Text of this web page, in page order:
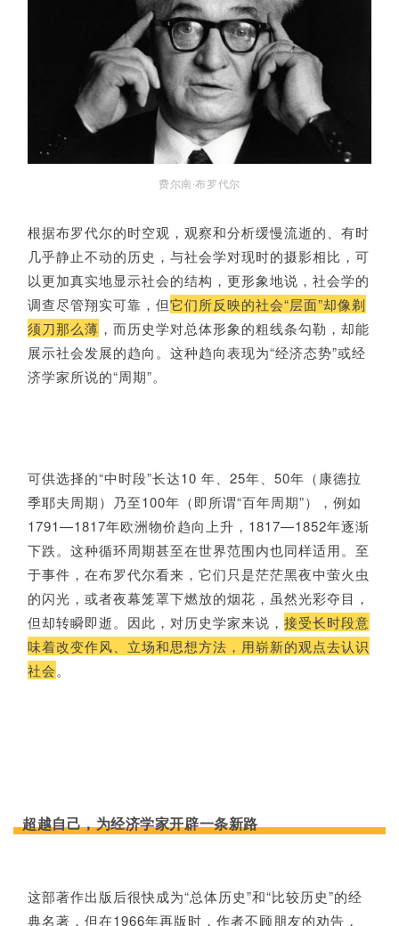
费尔南·布罗代尔
根据布罗代尔的时空观，观察和分析缓慢流逝的、有时
几乎静止不动的历史，与社会学对现时的摄影相比，可
以更加真实地显示社会的结构，更形象地说，社会学的
调查尽管翔实可靠，但它们所反映的社会“层面”却像剃
须刀那么薄 ，而历史学对总体形象的粗线条勾勒，却能
展示社会发展的趋向。这种趋向表现为“经济态势”或经
济学家所说的“周期”。
可供选择的“中时段”长达10 年、25年、50年（康德拉
季耶夫周期）乃至100年（即所谓“百年周期”），例如
1791—1817年欧洲物价趋向上升，1817—1852年逐渐
下跌。这种循环周期甚至在世界范围内也同样适用。至
于事件，在布罗代尔看来，它们只是茫茫黑夜中萤火虫
的闪光，或者夜幕笼罩下燃放的烟花，虽然光彩夺目，
但却转瞬即逝。因此，对历史学家来说， 接受长时段意
味着改变作风、立场和思想方法，用崭新的观点去认识
社会。
超越自己，为经济学家开辟一条新路
这部著作出版后很快成为“总体历史”和“比较历史”的经
典名著，但在1966年再版时，作者不顾朋友的劝告，